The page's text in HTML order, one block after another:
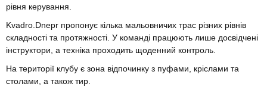
рівня керування.
Kvadro.Dnepr пропонує кілька мальовничих трас різних рівнів
складності та протяжності. У команді працюють лише досвідчені
інструктори, а техніка проходить щоденний контроль.
На території клубу є зона відпочинку з пуфами, кріслами та
столами, а також тир.